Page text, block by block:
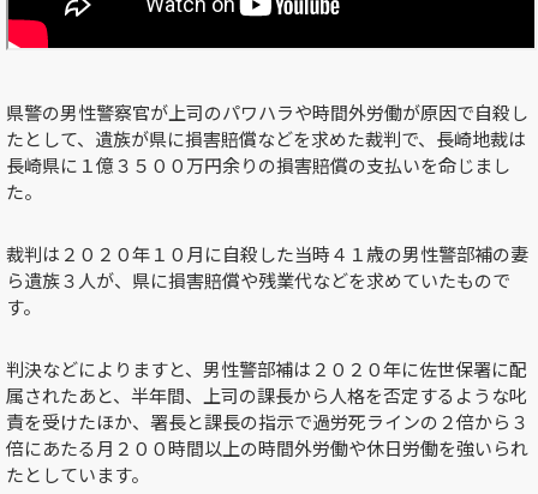
県警の男性警察官が上司のパワハラや時間外労働が原因で自殺し
たとして、遺族が県に損害賠償などを求めた裁判で、長崎地裁は
長崎県に１億３５００万円余りの損害賠償の支払いを命じまし
た。
裁判は２０２０年１０月に自殺した当時４１歳の男性警部補の妻
ら遺族３人が、県に損害賠償や残業代などを求めていたもので
す。
判決などによりますと、男性警部補は２０２０年に佐世保署に配
属されたあと、半年間、上司の課長から人格を否定するような叱
責を受けたほか、署長と課長の指示で過労死ラインの２倍から３
倍にあたる月２００時間以上の時間外労働や休日労働を強いられ
たとしています。